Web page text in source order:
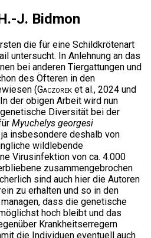
J. Bidmon
die für eine Schildkrötenart
untersucht. In Anlehnung an das
bei anderen Tiergattungen und
des Öfteren in den
(Gaczorek et al., 2024 und
der obigen Arbeit wird nun
Diversität bei der
Myuchelys georgesi
insbesondere deshalb von
wildlebende
Virusinfektion von ca. 4.000
zusammengebrochen
sind auch hier die Autoren
zu erhalten und so in den
dass die genetische
hoch bleibt und das
Krankheitserregern
die Individuen eventuell auch